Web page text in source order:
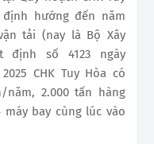
hướng đến năm
tải (nay là Bộ Xây
định số 4123 ngày
CHK Tuy Hòa có
năm, 2.000 tấn hàng
bay cùng lúc vào